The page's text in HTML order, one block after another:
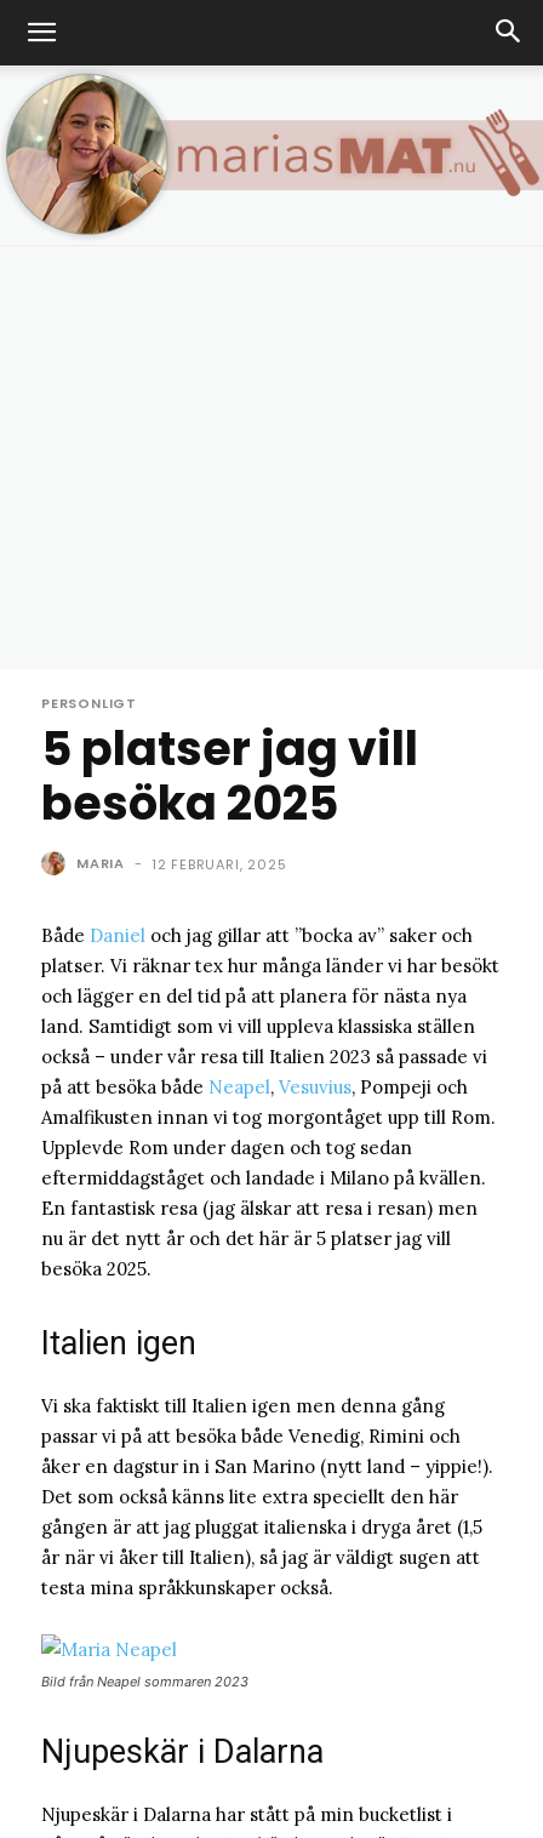
PERSONLIGT
5 platser jag vill
besöka 2025
MARIA - 12 FEBRUARI, 2025
Både Daniel och jag gillar att ”bocka av” saker och
platser. Vi räknar tex hur många länder vi har besökt
och lägger en del tid på att planera för nästa nya
land. Samtidigt som vi vill uppleva klassiska ställen
också – under vår resa till Italien 2023 så passade vi
på att besöka både Neapel, Vesuvius, Pompeji och
Amalfikusten innan vi tog morgontåget upp till Rom.
Upplevde Rom under dagen och tog sedan
eftermiddagståget och landade i Milano på kvällen.
En fantastisk resa (jag älskar att resa i resan) men
nu är det nytt år och det här är 5 platser jag vill
besöka 2025.
Italien igen
Vi ska faktiskt till Italien igen men denna gång
passar vi på att besöka både Venedig, Rimini och
åker en dagstur in i San Marino (nytt land – yippie!).
Det som också känns lite extra speciellt den här
gången är att jag pluggat italienska i dryga året (1,5
år när vi åker till Italien), så jag är väldigt sugen att
testa mina språkkunskaper också.
Bild från Neapel sommaren 2023
Njupeskär i Dalarna
Njupeskär i Dalarna har stått på min bucketlist i